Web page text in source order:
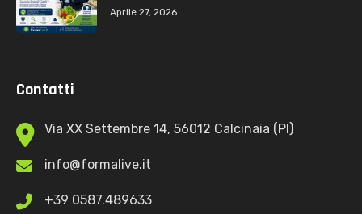
Aprile 27, 2026
Contatti
Via XX Settembre 14, 56012 Calcinaia (PI)
info@formalive.it
+39 0587.489633